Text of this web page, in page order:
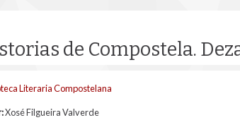
está aquí
de Compostela.
Literaria Compostelana
Xosé Filgueira Valverde